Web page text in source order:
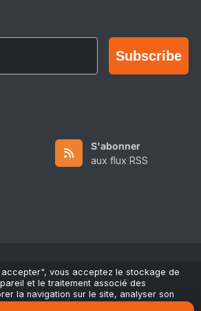
Subscribe
S'abonner
aux flux RSS
Rights Reserved by ScaleFibre UK Ltd.
/ Politique de confidentialité /
accepter", vous acceptez le stockage de
et le traitement associé des
la navigation sur le site, analyser son